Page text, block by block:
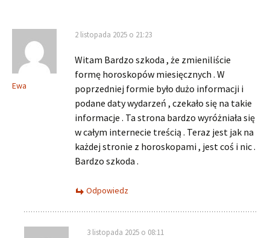
Ewa
2 listopada 2025 o 21:23
Witam Bardzo szkoda , że zmieniliście
formę horoskopów miesięcznych . W
poprzedniej formie było dużo informacji i
podane daty wydarzeń , czekało się na takie
informacje . Ta strona bardzo wyróżniała się
w całym internecie treścią . Teraz jest jak na
każdej stronie z horoskopami , jest coś i nic .
Bardzo szkoda .
Odpowiedz
3 listopada 2025 o 08:11